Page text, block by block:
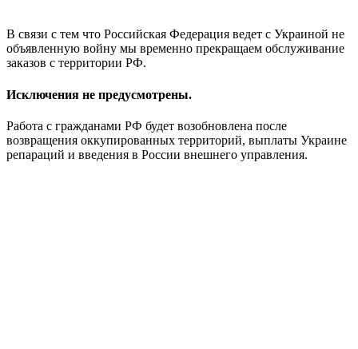
В связи с тем что Российская Федерация ведет с Украиной не
объявленную войну мы временно прекращаем обслуживание
заказов с территории РФ.
Исключения не предусмотрены.
Работа с гражданами РФ будет возобновлена после
возвращения оккупированных территорий, выплаты Украине
репараций и введения в России внешнего управления.